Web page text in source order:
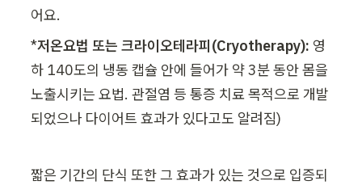
어요.
*저온요법 또는 크라이오테라피(Cryotherapy): 영
하 140도의 냉동 캡슐 안에 들어가 약 3분 동안 몸을
노출시키는 요법. 관절염 등 통증 치료 목적으로 개발
되었으나 다이어트 효과가 있다고도 알려짐)
짧은 기간의 단식 또한 그 효과가 있는 것으로 입증되